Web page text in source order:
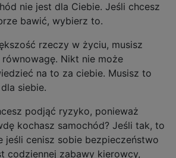
nie jest dla Ciebie. Jeśli chcesz
bawić, wybierz to.
rzeczy w życiu, musisz
równowagę. Nikt nie może
na to za ciebie. Musisz to
siebie.
podjąć ryzyko, ponieważ
kochasz samochód? Jeśli tak, to
jeśli cenisz sobie bezpieczeństwo
codziennej zabawy kierowcy,